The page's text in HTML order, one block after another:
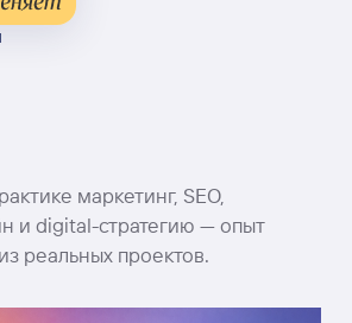
маркетинг, SEO,
и digital-стратегию — опыт
реальных проектов.